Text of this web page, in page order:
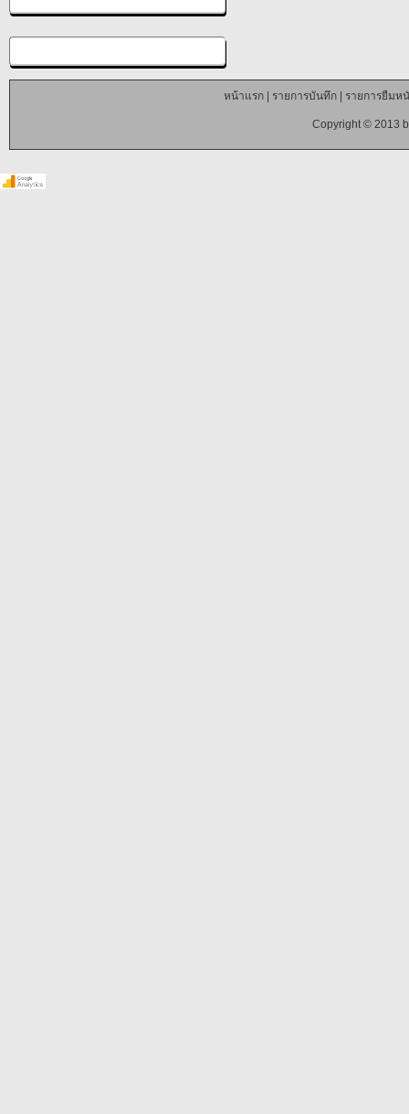
หน้าแรก| รายการบันทึก| รายการยืมห
Copyright © 2013